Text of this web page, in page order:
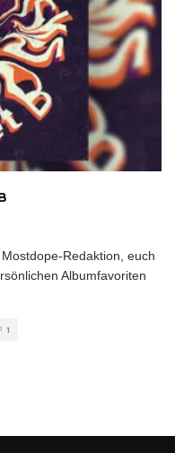
Redaktion, euch
Albumfavoriten
1